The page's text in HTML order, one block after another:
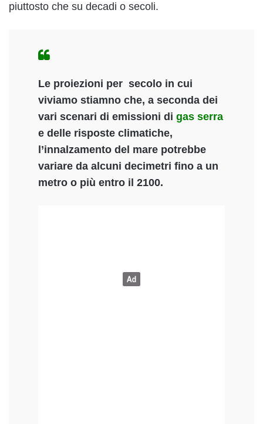
piuttosto che su decadi o secoli.
Le proiezioni per secolo in cui
viviamo stiamno che, a seconda dei
vari scenari di emissioni di gas serra
e delle risposte climatiche,
l’innalzamento del mare potrebbe
variare da alcuni decimetri fino a un
metro o più entro il 2100.